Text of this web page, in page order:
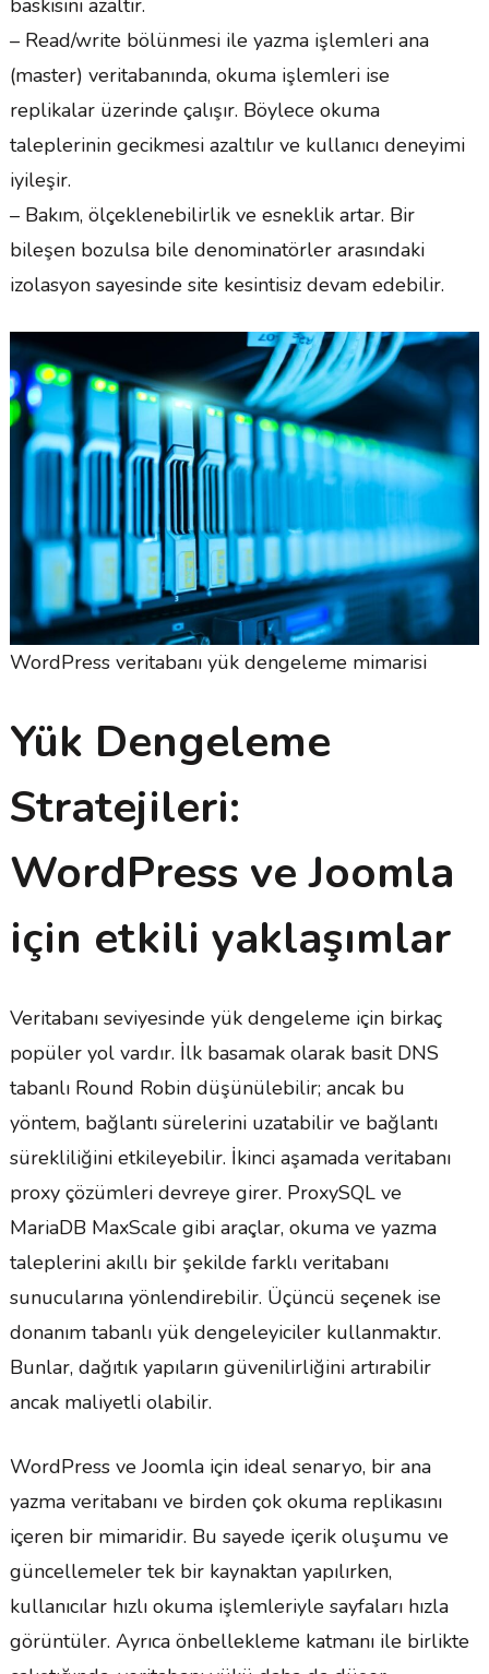
– Read/write bölünmesi ile yazma işlemleri ana
(master) veritabanında, okuma işlemleri ise
replikalar üzerinde çalışır. Böylece okuma
taleplerinin gecikmesi azaltılır ve kullanıcı deneyimi
iyileşir.
– Bakım, ölçeklenebilirlik ve esneklik artar. Bir
bileşen bozulsa bile denominatörler arasındaki
izolasyon sayesinde site kesintisiz devam edebilir.
WordPress veritabanı yük dengeleme mimarisi
Yük Dengeleme
Stratejileri:
WordPress ve Joomla
için etkili yaklaşımlar
Veritabanı seviyesinde yük dengeleme için birkaç
popüler yol vardır. İlk basamak olarak basit DNS
tabanlı Round Robin düşünülebilir; ancak bu
yöntem, bağlantı sürelerini uzatabilir ve bağlantı
sürekliliğini etkileyebilir. İkinci aşamada veritabanı
proxy çözümleri devreye girer. ProxySQL ve
MariaDB MaxScale gibi araçlar, okuma ve yazma
taleplerini akıllı bir şekilde farklı veritabanı
sunucularına yönlendirebilir. Üçüncü seçenek ise
donanım tabanlı yük dengeleyiciler kullanmaktır.
Bunlar, dağıtık yapıların güvenilirliğini artırabilir
ancak maliyetli olabilir.
WordPress ve Joomla için ideal senaryo, bir ana
yazma veritabanı ve birden çok okuma replikasını
içeren bir mimaridir. Bu sayede içerik oluşumu ve
güncellemeler tek bir kaynaktan yapılırken,
kullanıcılar hızlı okuma işlemleriyle sayfaları hızla
görüntüler. Ayrıca önbellekleme katmanı ile birlikte